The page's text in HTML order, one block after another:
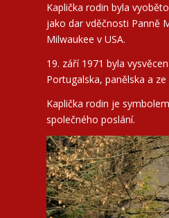
Kaplička rodin byla
jako dar vděčnosti Panně
Milwaukee v USA.
19. září 1971 byla
Portugalska, panělska a ze
Kaplička rodin je
společného poslání.